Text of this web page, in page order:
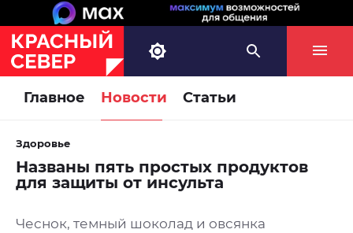
Главное Новости Статьи
Здоровье
Названы пять простых продуктов
для защиты от инсульта
Чеснок, темный шоколад и овсянка